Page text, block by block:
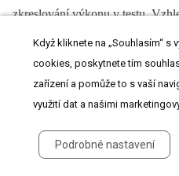
zkreslování výkonu v testu.
krátký a nenáročný test bez
že bude mít širokou využitelnost.
Autoři deklarují, že v souvislosti
komerční zájmy.
Redakční rada potvrzuje, že
Když kliknete na „Souhlasím“ s
cookies, poskytnete tím
zařízení a pomůže to s vaší
využití dat a našimi
Podrobné nastavení